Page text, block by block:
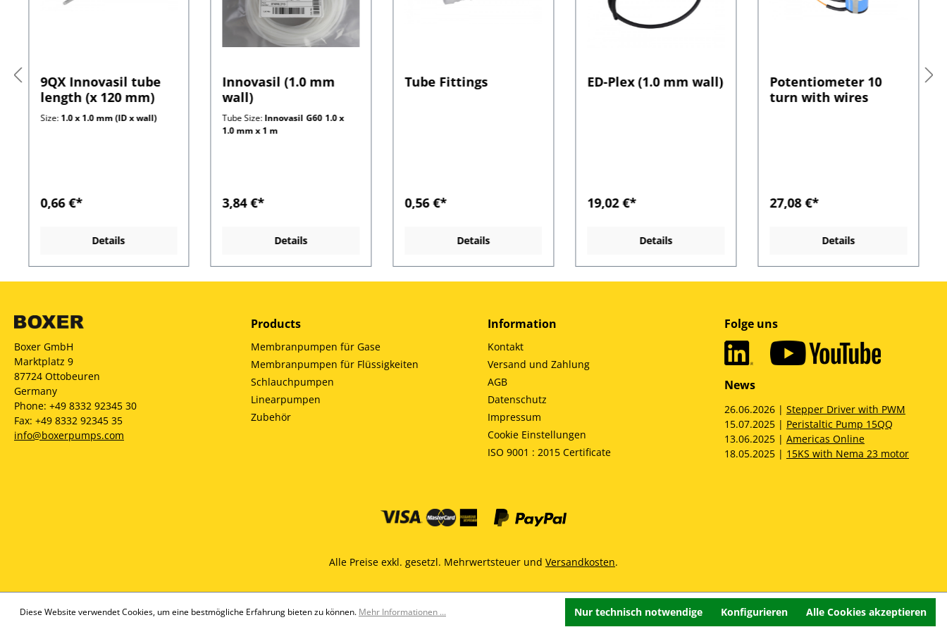
9QX Innovasil tube
length (x 120 mm)
Size: 1.0 x 1.0 mm (ID x wall)
0,66 €*
Details
Innovasil (1.0 mm
wall)
Tube Size: Innovasil G60 1.0 x
1.0 mm x 1 m
3,84 €*
Details
Tube Fittings
0,56 €*
Details
ED-Plex (1.0 mm wall)
19,02 €*
Details
Potentiometer 10
turn with wires
27,08 €*
Details
Boxer GmbH
Marktplatz 9
87724 Ottobeuren
Germany
Phone: +49 8332 92345 30
Fax: +49 8332 92345 35
info@boxerpumps.com
Products
Membranpumpen für Gase
Membranpumpen für Flüssigkeiten
Schlauchpumpen
Linearpumpen
Zubehör
Information
Kontakt
Versand und Zahlung
AGB
Datenschutz
Impressum
Cookie Einstellungen
ISO 9001 : 2015 Certificate
Folge uns
News
26.06.2026 | Stepper Driver with PWM
15.07.2025 | Peristaltic Pump 15QQ
13.06.2025 | Americas Online
18.05.2025 | 15KS with Nema 23 motor
Alle Preise exkl. gesetzl. Mehrwertsteuer und Versandkosten.
Diese Website verwendet Cookies, um eine bestmögliche Erfahrung bieten zu können. Mehr Informationen ... Nur technisch notwendige Konfigurieren Alle Cookies akzeptieren